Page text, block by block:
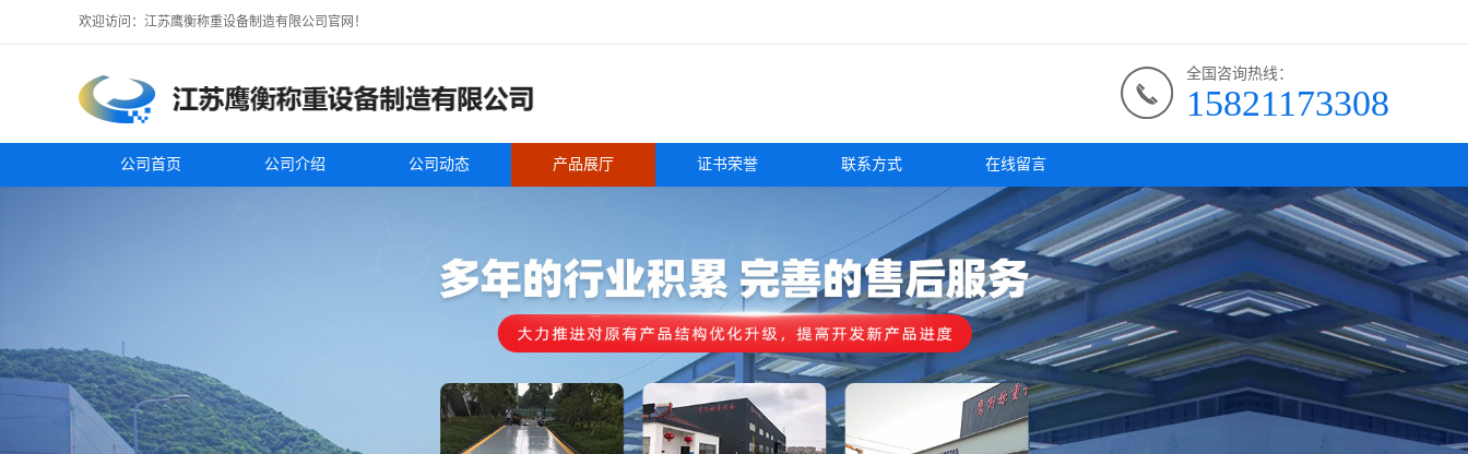
欢迎访问：江苏鹰衡称重设备制造有限公司官网！
全国咨询热线：
15821173308
公司首页 公司介绍 公司动态 产品展厅 证书荣誉 联系方式 在线留言